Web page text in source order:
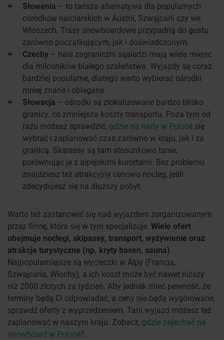
Słowenia – to tańsza alternatywa dla popularnych
ośrodków narciarskich w Austrii, Szwajcarii czy we
Włoszech. Trasy snowboardowe przypadną do gustu
zarówno początkującym, jak i doświadczonym.
Czechy – nasi zagraniczni sąsiedzi mają wiele miejsc
dla miłośników białego szaleństwa. Wyjazdy są coraz
bardziej popularne, dlatego warto wybierać ośrodki
mniej znane i oblegane.
Słowacja – ośrodki są zlokalizowane bardzo blisko
granicy, co zmniejsza koszty transportu. Poza tym od
razu możesz sprawdzić, gdzie na narty w Polsce się
wybrać i zaplanować czas zarówno w kraju, jak i za
granicą. Skipassy są tam stosunkowo tanie,
porównując je z alpejskimi kurortami. Bez problemu
znajdziesz też atrakcyjny cenowo nocleg, jeśli
zdecydujesz się na dłuższy pobyt.
Warto też zastanowić się nad wyjazdem zorganizowanym
przez firmę, która się w tym specjalizuje. Wiele ofert
obejmuje noclegi, skipassy, transport, wyżywienie oraz
atrakcje turystyczne (np. kryty basen, sauna).
Najpopularniejsze są wycieczki w Alpy (Francja,
Szwajcaria, Włochy), a ich koszt może być nawet niższy
niż 2000 złotych za tydzień. Aby jednak mieć pewność, że
terminy będą Ci odpowiadać, a ceny nie będą wygórowane,
sprawdź oferty z wyprzedzeniem. Tani wyjazd możesz też
zaplanować w naszym kraju. Zobacz, gdzie pojechać na
snowboard w Polsce?.